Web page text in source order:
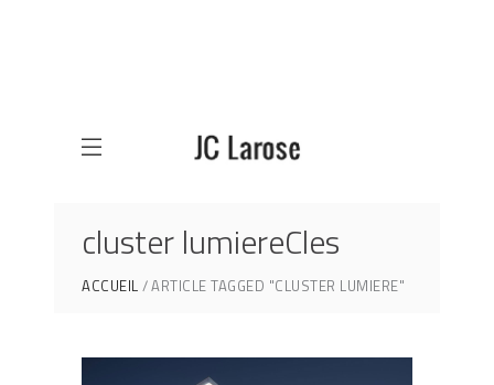
cluster lumiereCles
ACCUEIL ARTICLE TAGGED "CLUSTER LUMIERE"